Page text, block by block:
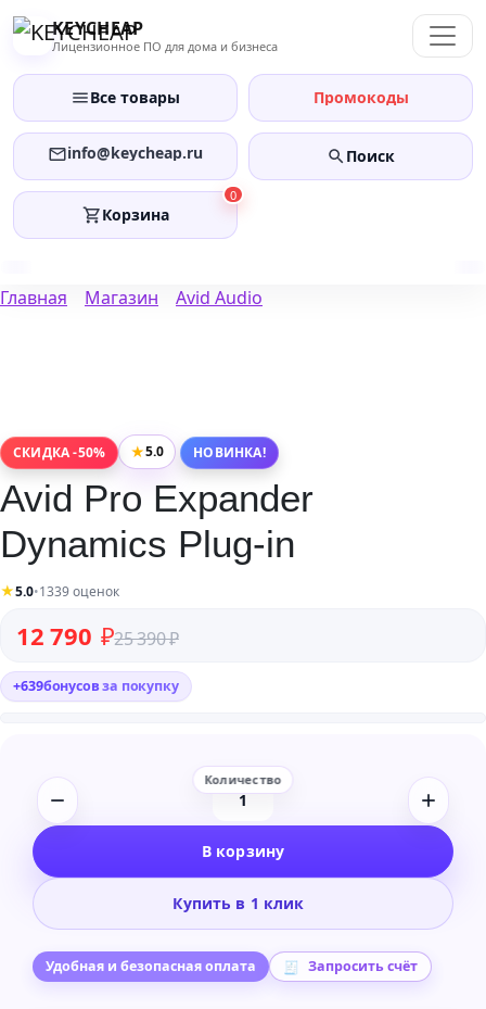
Перейти
KEYCHEAP
Лицензионное ПО для дома и бизнеса
Все товары Промокоды
info@keycheap.ru Поиск
0
Корзина
Главная Магазин Avid Audio
СКИДКА -50% ★5.0 НОВИНКА!
Avid Pro Expander
Dynamics Plug-in
★5.0•1339 оценок
25 390₽
Первоначальная цена составляла 25 390 ₽.
12 790 ₽
Текущая цена: 12 790 ₽.
+639бонусовза покупку
Количество
Avid
Expander
Plug-
В корзину
Купить в 1 клик
Удобная и безопасная оплата Запросить счёт